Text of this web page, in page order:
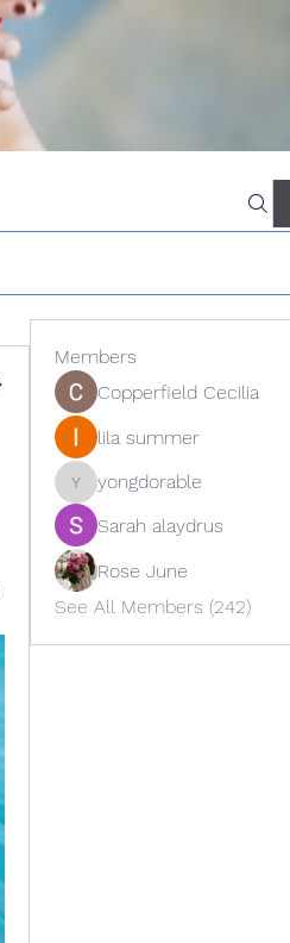
Members
Copperfield Cecilia
lila summer
yongdorable
yongdorable
Sarah alaydrus
Rose June
See All Members (242)